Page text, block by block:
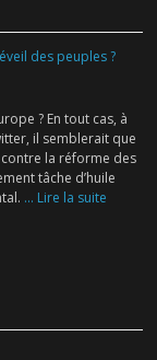
des peuples ?
? En tout cas, à
il semblerait que
la réforme des
tâche d’huile
... Lire la suite